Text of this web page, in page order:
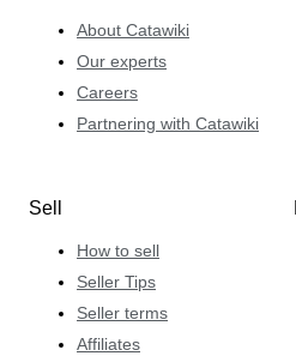
About Catawiki
Our experts
Careers
Partnering with Catawiki
Sell
How to sell
Seller Tips
Seller terms
Affiliates